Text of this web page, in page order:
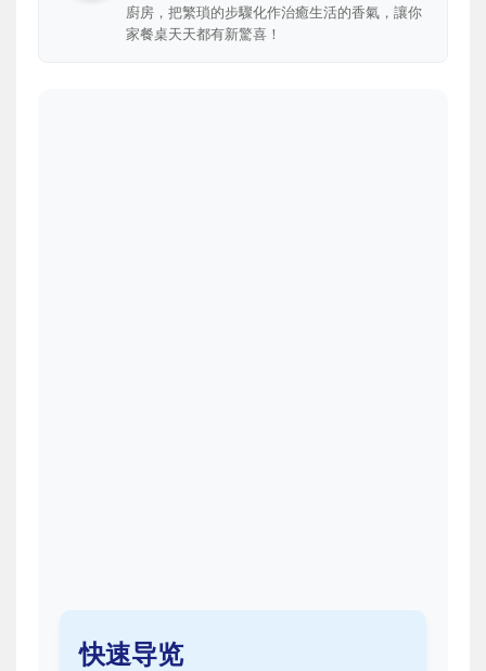
廚房，把繁瑣的步驟化作治癒生活的香氣，讓你
家餐桌天天都有新驚喜！
快速导览